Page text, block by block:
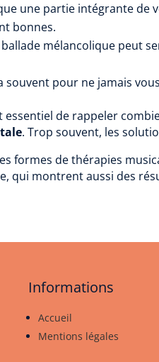
une partie intégrante
bonnes.
ballade mélancolique peut
souvent pour ne jamais
de rappeler
. Trop souvent, les
formes de thérapies
qui montrent aussi des
Informations
Accueil
Mentions légales